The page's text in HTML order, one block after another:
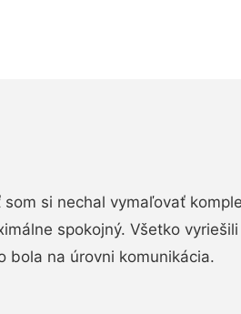
si nechal vymaľovať
spokojný. Všetko
bola na úrovni komunikácia.